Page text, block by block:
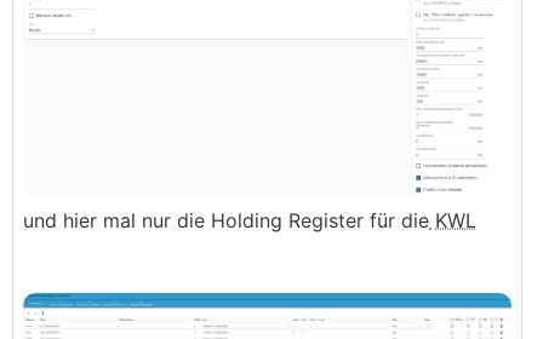
und hier mal nur die Holding Register für die KWL